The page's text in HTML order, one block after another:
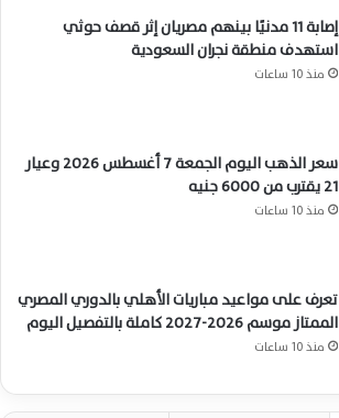
إصابة 11 مدنيًا بينهم مصريان إثر قصف حوثي
استهدف منطقة نجران السعودية
منذ 10 ساعات
سعر الذهب اليوم الجمعة 7 أغسطس 2026 وعيار
21 يقترب من 6000 جنيه
منذ 10 ساعات
تعرف على مواعيد مباريات الأهلي بالدوري المصري
الممتاز موسم 2026-2027 كاملة بالتفصيل اليوم
منذ 10 ساعات